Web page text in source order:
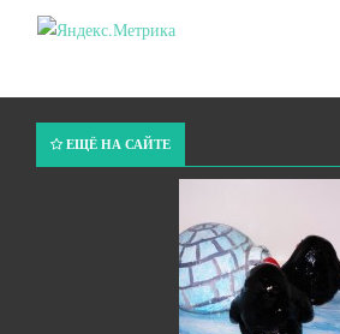
ЕЩЁ НА САЙТЕ